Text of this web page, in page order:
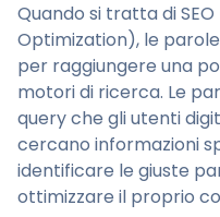
Quando si tratta di
Optimization), le
per raggiungere una
motori di ricerca. Le
query che gli utenti
cercano informazioni
identificare le giuste
ottimizzare il proprio